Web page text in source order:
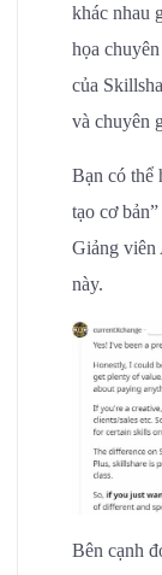
khác nhau
họa
của
và chuyên
Bạn có thể
tạo cơ
Giảng viên
này.
Bên cạnh